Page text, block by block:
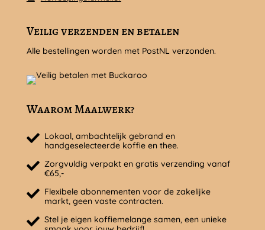
Veilig verzenden en betalen
Alle bestellingen worden met PostNL verzonden.
Waarom Maalwerk?
Lokaal, ambachtelijk gebrand en
handgeselecteerde koffie en thee.
Zorgvuldig verpakt en gratis verzending vanaf
€65,-
Flexibele abonnementen voor de zakelijke
markt, geen vaste contracten.
Stel je eigen koffiemelange samen, een unieke